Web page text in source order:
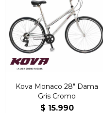
Kova Monaco 28″ Dama
Gris Cromo
$ 15.990